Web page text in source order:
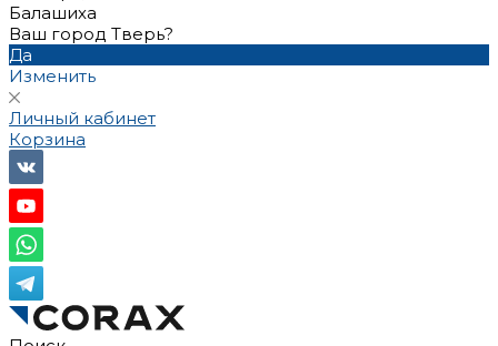
Балашиха
Ваш город Тверь?
Да
Изменить
Личный кабинет
Корзина